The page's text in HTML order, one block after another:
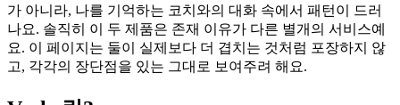
가 아니라, 나를 기억하는 코치와의 대화 속에서 패턴이 드러
나요. 솔직히 이 두 제품은 존재 이유가 다른 별개의 서비스예
요. 이 페이지는 둘이 실제보다 더 겹치는 것처럼 포장하지 않
고, 각각의 장단점을 있는 그대로 보여주려 해요.